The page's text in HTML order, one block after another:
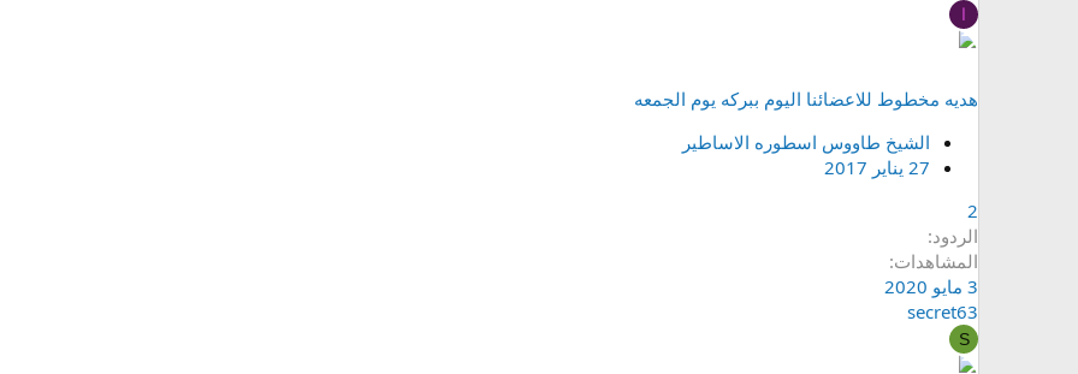
ا
هديه مخطوط للاعضائنا اليوم ببركه يوم الجمعه
الشيخ طاووس اسطوره الاساطير
27 يناير 2017
2
الردود
المشاهدات
3 مايو 2020
secret63
S